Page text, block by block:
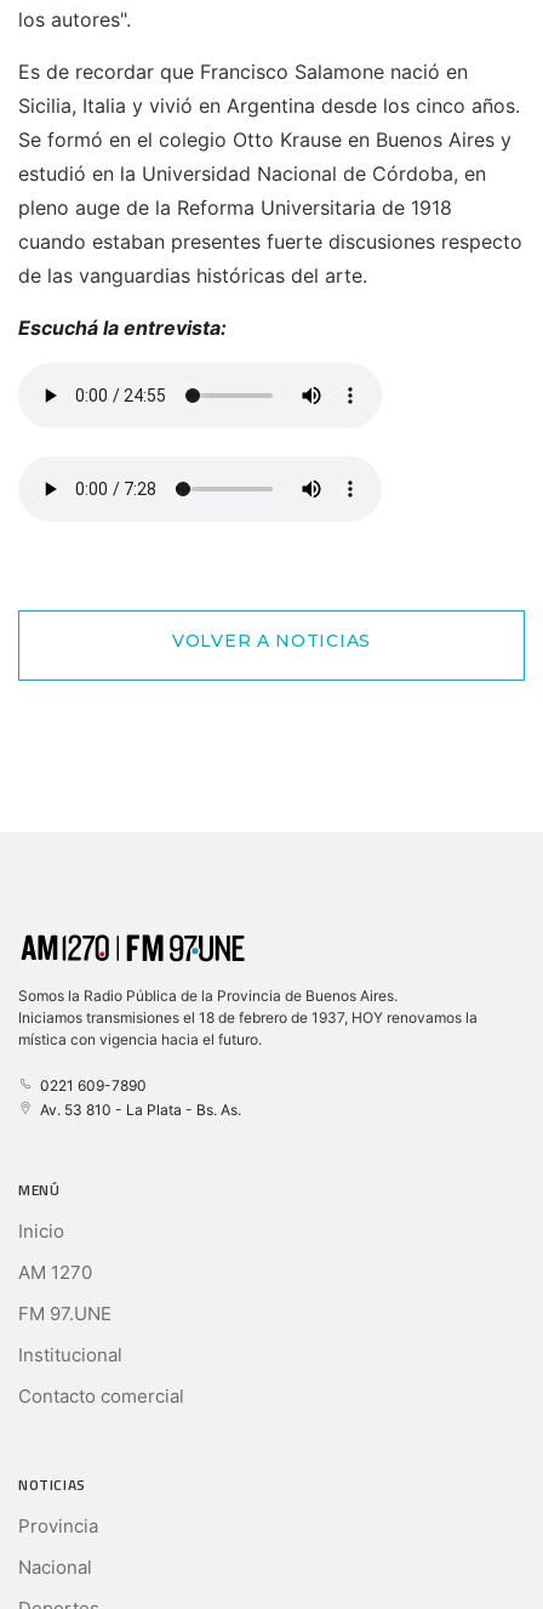
los autores".
Es de recordar que Francisco Salamone nació en
Sicilia, Italia y vivió en Argentina desde los cinco años.
Se formó en el colegio Otto Krause en Buenos Aires y
estudió en la Universidad Nacional de Córdoba, en
pleno auge de la Reforma Universitaria de 1918
cuando estaban presentes fuerte discusiones respecto
de las vanguardias históricas del arte.
Escuchá la entrevista:
VOLVER A NOTICIAS
Somos la Radio Pública de la Provincia de Buenos Aires.
Iniciamos transmisiones el 18 de febrero de 1937, HOY renovamos la
mística con vigencia hacia el futuro.
0221 609-7890
Av. 53 810 - La Plata - Bs. As.
MENÚ
Inicio
AM 1270
FM 97.UNE
Institucional
Contacto comercial
NOTICIAS
Provincia
Nacional